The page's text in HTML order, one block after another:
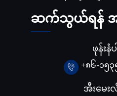
ဆက်သွယ်ရန်
ဖုန်းနံ
+၈၆-၁၅
အီးမေး